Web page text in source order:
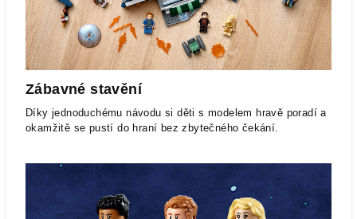
Zábavné stavění
Díky jednoduchému návodu si děti s modelem hravě poradí a
okamžitě se pustí do hraní bez zbytečného čekání.